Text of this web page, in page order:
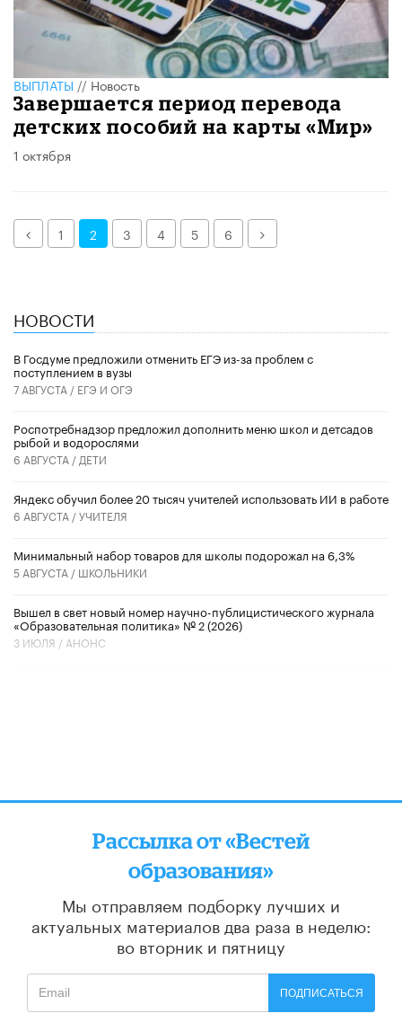
ВЫПЛАТЫ//Новость
Завершается период перевода
детских пособий на карты «Мир»
1 октября
Назад1 2 3 4 5 6 Далее
НОВОСТИ
В Госдуме предложили отменить ЕГЭ из-за проблем с
поступлением в вузы
7 АВГУСТА / ЕГЭ И ОГЭ
Роспотребнадзор предложил дополнить меню школ и детсадов
рыбой и водорослями
6 АВГУСТА / ДЕТИ
​Яндекс обучил более 20 тысяч учителей использовать ИИ в работе
6 АВГУСТА /УЧИТЕЛЯ
Минимальный набор товаров для школы подорожал на 6,3%
5 АВГУСТА / ШКОЛЬНИКИ
Вышел в свет новый номер научно-публицистического журнала
«Образовательная политика» № 2 (2026)
3 ИЮЛЯ / АНОНС
Рассылка от «Вестей
образования»
Мы отправляем подборку лучших и
актуальных материалов два раза в неделю:
во вторник и пятницу
ПОДПИСАТЬСЯ